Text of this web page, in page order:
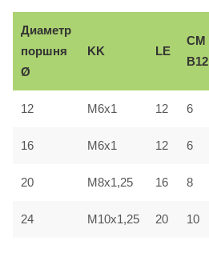
Диаметр
поршня
Ø
KK LE
CM
B12
12 M6x1 12 6
16 M6x1 12 6
20 M8x1,25 16 8
24 M10x1,25 20 10